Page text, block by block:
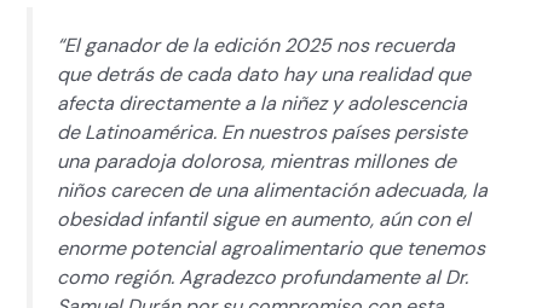
“El ganador de la edición 2025 nos recuerda
que detrás de cada dato hay una realidad que
afecta directamente a la niñez y adolescencia
de Latinoamérica. En nuestros países persiste
una paradoja dolorosa, mientras millones de
niños carecen de una alimentación adecuada, la
obesidad infantil sigue en aumento, aún con el
enorme potencial agroalimentario que tenemos
como región. Agradezco profundamente al Dr.